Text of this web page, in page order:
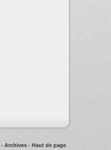
- Archives - Haut de page